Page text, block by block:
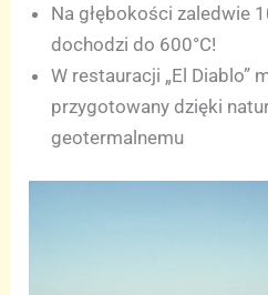
Na głębokości zaledwie
dochodzi do 600°C!
W restauracji „El Diablo”
przygotowany dzięki
geotermalnemu